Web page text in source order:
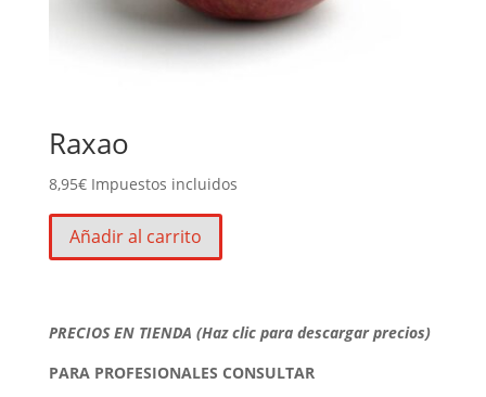
Raxao
8,95€ Impuestos incluidos
Añadir al carrito
PRECIOS EN TIENDA (Haz clic para descargar precios)
PARA PROFESIONALES CONSULTAR